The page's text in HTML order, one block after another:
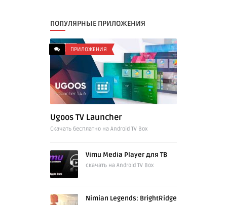
ПОПУЛЯРНЫЕ ПРИЛОЖЕНИЯ
ПРИЛОЖЕНИЯ
Ugoos TV Launcher
Cкачать бесплатно на Android TV Box
Vimu Media Player для ТВ
скачать на Android TV Box
Nimian Legends: BrightRidge